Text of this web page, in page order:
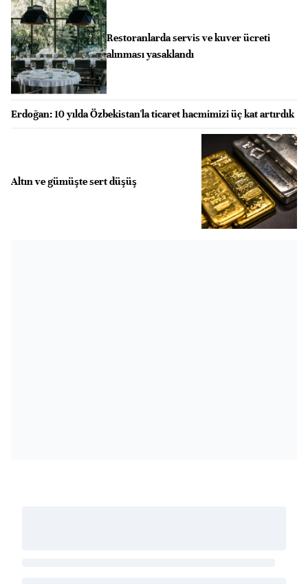
Restoranlarda servis ve kuver ücreti
alınması yasaklandı
Erdoğan: 10 yılda Özbekistan'la ticaret hacmimizi üç kat artırdık
Altın ve gümüşte sert düşüş